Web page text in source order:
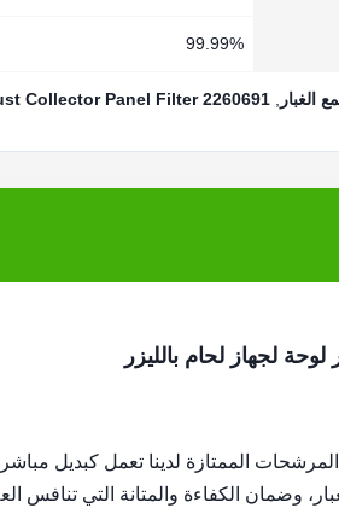
99.99%
2260691 Dust Collector Panel Filter
الممتازة لدينا تعمل كبديل مباشر
في تطبيقات جمع الغبار، وضمان الكفاءة والمتانة التي تنافس